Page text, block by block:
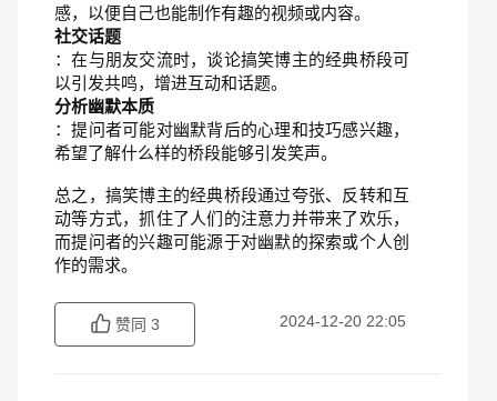
感，以便自己也能制作有趣的视频或内容。
社交话题
：在与朋友交流时，谈论搞笑博主的经典桥段可
以引发共鸣，增进互动和话题。
分析幽默本质
：提问者可能对幽默背后的心理和技巧感兴趣，
希望了解什么样的桥段能够引发笑声。
总之，搞笑博主的经典桥段通过夸张、反转和互
动等方式，抓住了人们的注意力并带来了欢乐，
而提问者的兴趣可能源于对幽默的探索或个人创
作的需求。
赞同 3 2024-12-20 22:05